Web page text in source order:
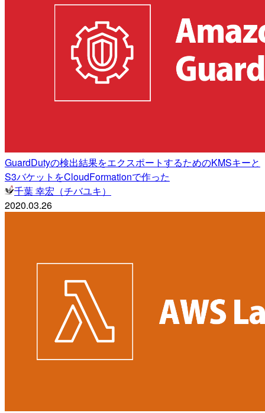
GuardDutyの検出結果をエクスポートするためのKMSキーと
S3バケットをCloudFormationで作った
千葉 幸宏（チバユキ）
2020.03.26